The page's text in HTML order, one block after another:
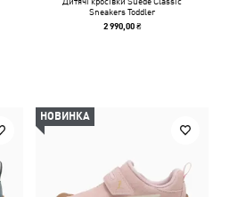
Sneakers Toddler
2 990,00 ₴
НОВИНКА